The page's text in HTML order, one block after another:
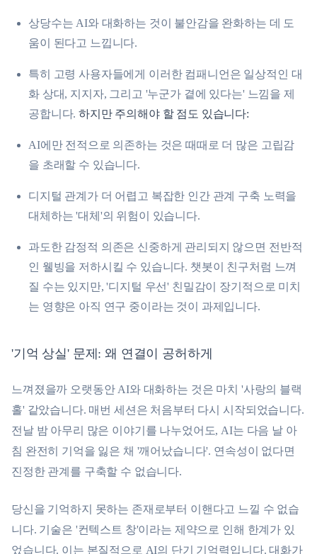
상당수는 AI와 대화하는 것이 불안감을 완화하는 데 도
움이 된다고 느낍니다.
특히 고령 사용자들에게 이러한 컴패니언은 일상적인 대
화 상대, 지지자, 그리고 '누군가 곁에 있다는' 느낌을 제
공합니다.하지만 주의해야 할 점도 있습니다:
AI에만 전적으로 의존하는 것은 때때로 더 많은 고립감
을 초래할 수 있습니다.
디지털 관계가 더 어렵고 복잡한 인간 관계 구축 노력을
대체하는 '대체'의 위험이 있습니다.
과도한 감정적 의존은 신중하게 관리되지 않으면 전반적
인 웰빙을 저하시킬 수 있습니다. 챗봇이 친구처럼 느껴
질 수는 있지만, '디지털 우선' 친밀감이 장기적으로 미치
는 영향은 아직 연구 중이라는 것이 과제입니다.
'기억 상실' 문제: 왜 연결이 공허하게
느껴졌을까 오랫동안 AI와 대화하는 것은 마치 '사랑의 블랙
홀' 같았습니다. 매번 세션은 처음부터 다시 시작되었습니다.
전날 밤 아무리 많은 이야기를 나누었어도, AI는 다음 날 아
침 완전히 기억을 잃은 채 '깨어났습니다'. 연속성이 없다면
진정한 관계를 구축할 수 없습니다.
당신을 기억하지 못하는 존재로부터 이핸다고 느낄 수 없습
니다. 기술은 '컨텍스트 창'이라는 제약으로 인해 한계가 있
었습니다. 이는 본질적으로 AI의 단기 기억력입니다. 대화가